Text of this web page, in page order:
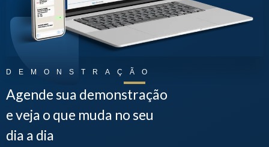
DEMONSTRAÇÃO
Agende sua demonstração
e veja o que muda no seu
dia a dia